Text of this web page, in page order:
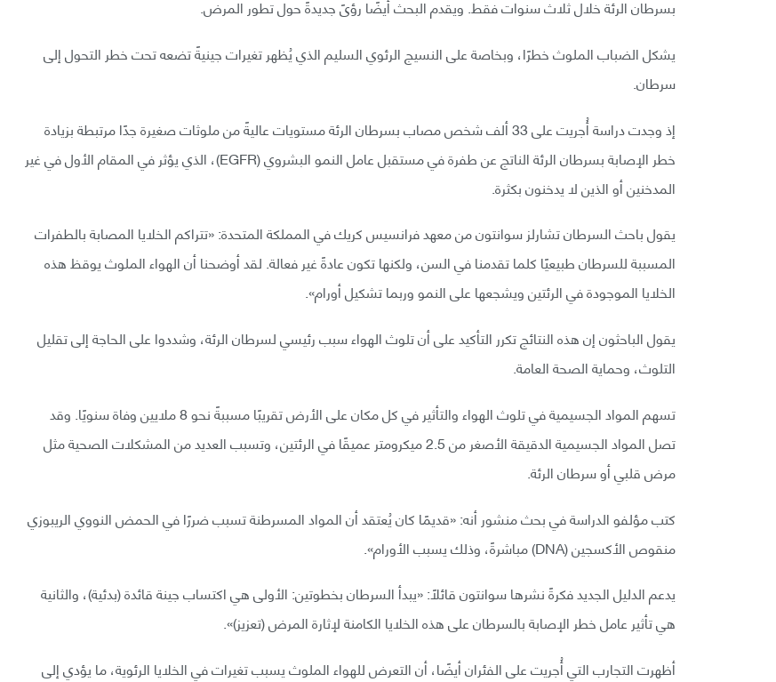
بسرطان الرئة خلال ثلاث سنوات فقط. ويقدم البحث أيضًا رؤىً جديدةً حول تطور المرض.
يشكل الضباب الملوث خطرًا، وبخاصة على النسيج الرئوي السليم الذي يُظهر تغيرات جينيةً تضعه تحت خطر التحول إلى
سرطان.
إذ وجدت دراسة أُجريت على 33 ألف شخص مصاب بسرطان الرئة مستويات عاليةً من ملوثات صغيرة جدًا مرتبطة بزيادة
خطر الإصابة بسرطان الرئة الناتج عن طفرة في مستقبل عامل النمو البشروي (EGFR)، الذي يؤثر في المقام الأول في غير
المدخنين أو الذين لا يدخنون بكثرة.
يقول باحث السرطان تشارلز سوانتون من معهد فرانسيس كريك في المملكة المتحدة: «تتراكم الخلايا المصابة بالطفرات
المسببة للسرطان طبيعيًا كلما تقدمنا في السن، ولكنها تكون عادةً غير فعالة. لقد أوضحنا أن الهواء الملوث يوقظ هذه
الخلايا الموجودة في الرئتين ويشجعها على النمو وربما تشكيل أورام».
يقول الباحثون إن هذه النتائج تكرر التأكيد على أن تلوث الهواء سبب رئيسي لسرطان الرئة، وشددوا على الحاجة إلى تقليل
التلوث، وحماية الصحة العامة.
تسهم المواد الجسيمية في تلوث الهواء والتأثير في كل مكان على الأرض تقريبًا مسببةً نحو 8 ملايين وفاة سنويًا. وقد
تصل المواد الجسيمية الدقيقة الأصغر من 2.5 ميكرومتر عميقًا في الرئتين، وتسبب العديد من المشكلات الصحية مثل
مرض قلبي أو سرطان الرئة.
كتب مؤلفو الدراسة في بحث منشور أنه: «قديمًا كان يُعتقد أن المواد المسرطنة تسبب ضررًا في الحمض النووي الريبوزي
منقوص الأكسجين (DNA) مباشرةً، وذلك يسبب الأورام».
يدعم الدليل الجديد فكرةً نشرها سوانتون قائلًا: «يبدأ السرطان بخطوتين: الأولى هي اكتساب جينة قائدة (بدئية)، والثانية
هي تأثير عامل خطر الإصابة بالسرطان على هذه الخلايا الكامنة لإثارة المرض (تعزيز)».
أظهرت التجارب التي أُجريت على الفئران أيضًا، أن التعرض للهواء الملوث يسبب تغيرات في الخلايا الرئوية، ما يؤدي إلى